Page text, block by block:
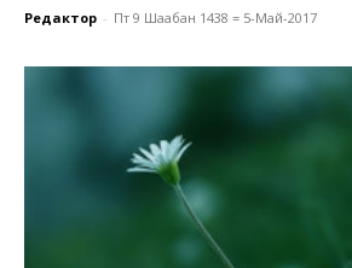
Редактор - Пт 9 Шаабан 1438 = 5-Май-2017